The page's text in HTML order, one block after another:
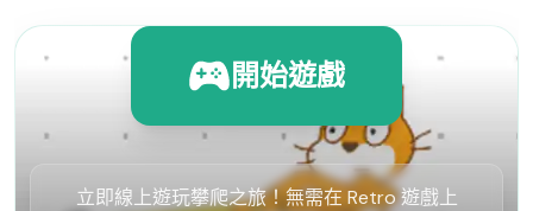
開始遊戲
立即線上遊玩攀爬之旅！無需在 Retro 遊戲上